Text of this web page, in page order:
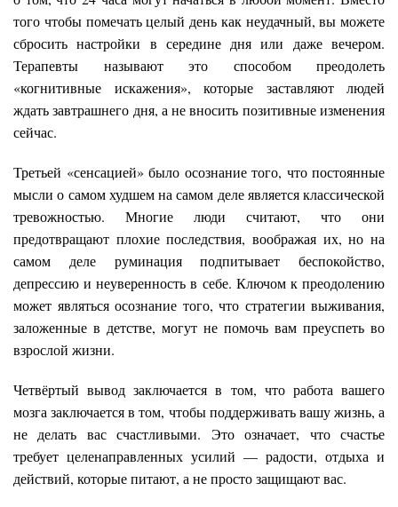
того чтобы помечать целый день как неудачный, вы можете
сбросить настройки в середине дня или даже вечером.
Терапевты называют это способом преодолеть
«когнитивные искажения», которые заставляют людей
ждать завтрашнего дня, а не вносить позитивные изменения
сейчас.
Третьей «сенсацией» было осознание того, что постоянные
мысли о самом худшем на самом деле является классической
тревожностью. Многие люди считают, что они
предотвращают плохие последствия, воображая их, но на
самом деле руминация подпитывает беспокойство,
депрессию и неуверенность в себе. Ключом к преодолению
может являться осознание того, что стратегии выживания,
заложенные в детстве, могут не помочь вам преуспеть во
взрослой жизни.
Четвёртый вывод заключается в том, что работа вашего
мозга заключается в том, чтобы поддерживать вашу жизнь, а
не делать вас счастливыми. Это означает, что счастье
требует целенаправленных усилий — радости, отдыха и
действий, которые питают, а не просто защищают вас.